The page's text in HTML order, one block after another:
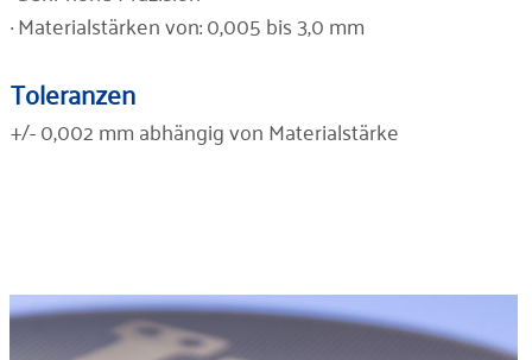
· Materialstärken von: 0,005 bis 3,0 mm
Toleranzen
+/- 0,002 mm abhängig von Materialstärke